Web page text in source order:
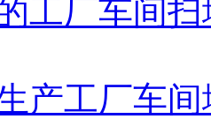
工厂车间
产工厂车